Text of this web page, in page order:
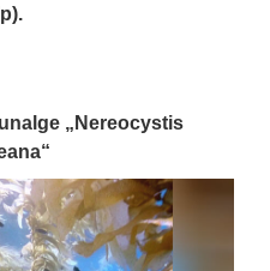
„Nereocystis